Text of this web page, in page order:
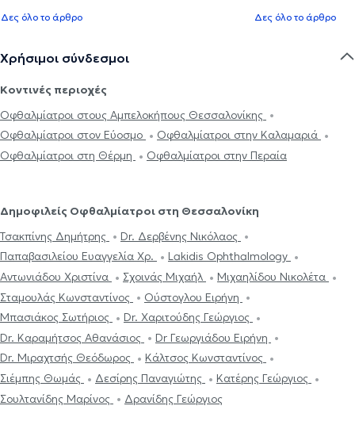
Δες όλο το άρθρο Δες όλο το άρθρο
Χρήσιμοι σύνδεσμοι
Κοντινές περιοχές
Οφθαλμίατροι στους Αμπελοκήπους Θεσσαλονίκης
Οφθαλμίατροι στον Εύοσμο
Οφθαλμίατροι στην Καλαμαριά
Οφθαλμίατροι στη Θέρμη
Οφθαλμίατροι στην Περαία
Δημοφιλείς Οφθαλμίατροι στη Θεσσαλονίκη
Τσακπίνης Δημήτρης
Dr. Δερβένης Νικόλαος
Παπαβασιλείου Ευαγγελία Χρ.
Lakidis Ophthalmology
Αντωνιάδου Χριστίνα
Σχοινάς Μιχαήλ
Μιχαηλίδου Νικολέτα
Σταμουλάς Κωνσταντίνος
Ούστογλου Ειρήνη
Μπασιάκος Σωτήριος
Dr. Χαριτούδης Γεώργιος
Dr. Καραμήτσος Αθανάσιος
Dr Γεωργιάδου Ειρήνη
Dr. Μιραχτσής Θεόδωρος
Κάλτσος Κωνσταντίνος
Σιέμπης Θωμάς
Δεσίρης Παναγιώτης
Κατέρης Γεώργιος
Σουλτανίδης Μαρίνος
Δρανίδης Γεώργιος